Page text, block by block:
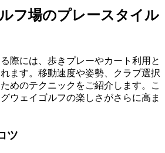
フ場のプレースタイル
際には、歩きプレーやカート利用と
ます。移動速度や姿勢、クラブ選択
めのテクニックをご紹介します。こ
ウェイゴルフの楽しさがさらに高ま
ツ